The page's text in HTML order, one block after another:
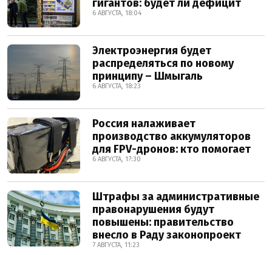
гигантов: будет ли дефицит
6 АВГУСТА, 18:04
Электроэнергия будет
распределяться по новому
принципу – Шмыгаль
6 АВГУСТА, 18:23
Россия налаживает
производство аккумуляторов
для FPV-дронов: кто помогает
6 АВГУСТА, 17:30
Штрафы за административные
правонарушения будут
повышены: правительство
внесло в Раду законопроект
7 АВГУСТА, 11:23